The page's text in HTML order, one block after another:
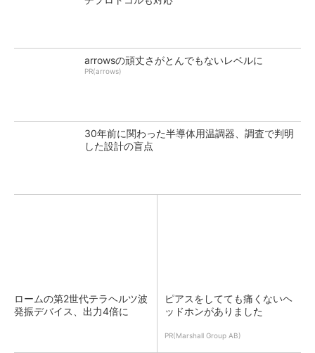
arrowsの頑丈さがとんでもないレベルに
PR(arrows)
30年前に関わった半導体用温調器、調査で判明
した設計の盲点
ロームの第2世代テラヘルツ波
発振デバイス、出力4倍に
ピアスをしてても痛くないヘ
ッドホンがありました
PR(Marshall Group AB)